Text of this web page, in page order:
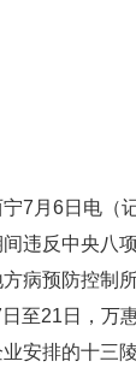
7月6日电（
违反中央八
病预防控制
至21日，万
安排的十三